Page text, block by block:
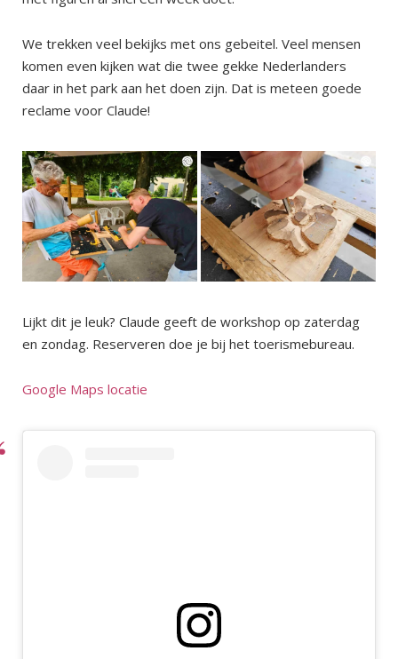
We trekken veel bekijks met ons gebeitel. Veel mensen
komen even kijken wat die twee gekke Nederlanders
daar in het park aan het doen zijn. Dat is meteen goede
reclame voor Claude!
Lijkt dit je leuk? Claude geeft de workshop op zaterdag
en zondag. Reserveren doe je bij het toerismebureau.
Google Maps locatie